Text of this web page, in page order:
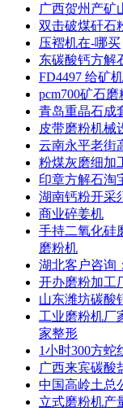
广西贺州产矿
双击破煤矸石
压褶机在-哪买
东碳酸钙方解
FD4497 给矿
pcm700矿石磨
青岛重晶石成
皮带磨粉机械
云南永平老街
粉煤灰磨细加
印章方解石淘
湖南钙粉开采
商业碎姜机
手持二氧化硅
磨粉机
湖北客户咨询
开办磨粉加工
山东潍坊碳酸
工业磨粉机厂
家整形
1小时300方蛇
广西来宾碳酸
中国高岭土总
立式磨粉机产